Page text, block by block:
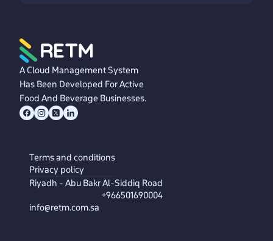
A Cloud Management System
Has Been Developed For Active
Food And Beverage Businesses.
Terms and conditions
Privacy policy
Riyadh - Abu Bakr Al-Siddiq Road
+966501690004
info@retm.com.sa